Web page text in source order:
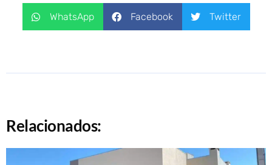
WhatsApp Facebook Twitter
Relacionados: